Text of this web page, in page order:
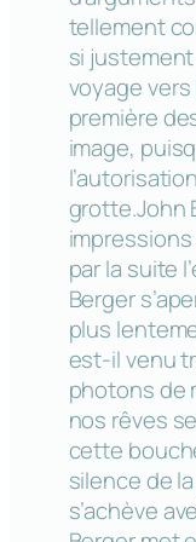
tellement
si
voyage vers
première
image,
grotte.John
par la suite
Berger
plus
est-il venu
photons de
nos rêves
cette
silence de
s’achève